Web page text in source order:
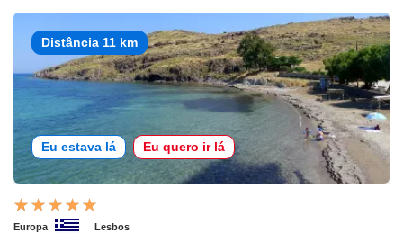
Distância 11 km
Eu estava lá Eu quero ir lá
Europa Lesbos